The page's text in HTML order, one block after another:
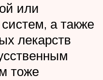
или
а также
лекарств
тоже